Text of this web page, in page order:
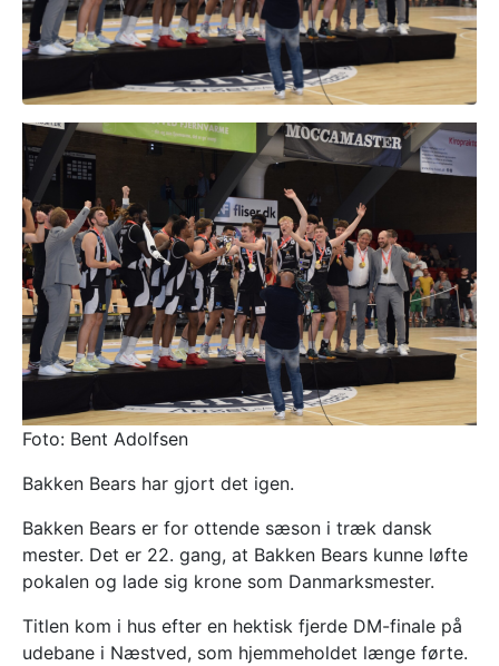
Foto: Bent Adolfsen
Bakken Bears har gjort det igen.
Bakken Bears er for ottende sæson i træk dansk
mester. Det er 22. gang, at Bakken Bears kunne løfte
pokalen og lade sig krone som Danmarksmester.
Titlen kom i hus efter en hektisk fjerde DM-finale på
udebane i Næstved, som hjemmeholdet længe førte.